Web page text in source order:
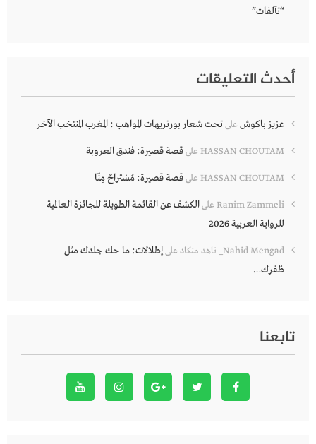
“تآلفات”
أحدث التعليقات
عزيز باكوش علىتحت شعار بورتريهات المواهب : المغرب المنتخب الآخر
HASSAN CHOUTAM علىقصة قصيرة: فندق العروبة
HASSAN CHOUTAM علىقصة قصيرة: مُسْتراحٌ مِنّا
Ranim Zammeli علىالكشف عن القائمة الطويلة للجائزة العالمية
للرواية العربية 2026
Nahid Mengad_ ناهد منكاد علىإطلالات: ما حك جلدك مثل
ظفرك…
تابعنا